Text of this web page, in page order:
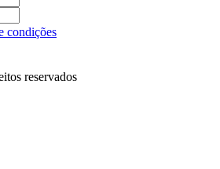
condições
reservados